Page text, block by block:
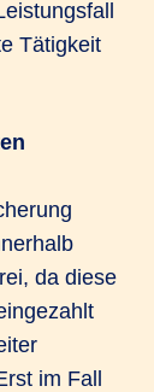
Tätigkeit
da diese
im Fall